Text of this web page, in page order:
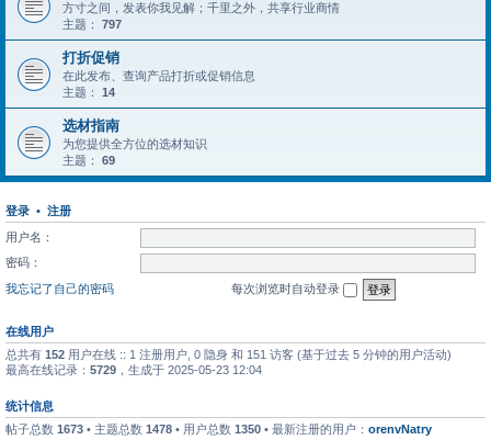
方寸之间，发表你我见解；千里之外，共享行业商情
主题： 797
打折促销
在此发布、查询产品打折或促销信息
主题： 14
选材指南
为您提供全方位的选材知识
主题： 69
登录 • 注册
用户名：
密码：
我忘记了自己的密码
每次浏览时自动登录
在线用户
总共有 152 用户在线 :: 1 注册用户, 0 隐身 和 151 访客 (基于过去 5 分钟的用户活动)
最高在线记录： 5729 ，生成于 2025-05-23 12:04
统计信息
帖子总数 1673 • 主题总数 1478 • 用户总数 1350 • 最新注册的用户： orenvNatry